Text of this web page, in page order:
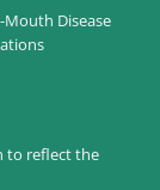
Disease
to reflect the